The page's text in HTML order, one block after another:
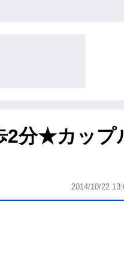
2分★カップ
2014/10/22